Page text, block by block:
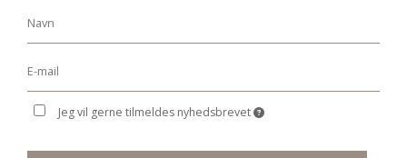
Jeg vil gerne tilmeldes nyhedsbrevet